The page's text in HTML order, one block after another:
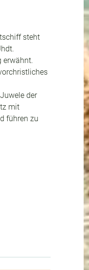
steht
erwähnt.
der
mit
führen zu